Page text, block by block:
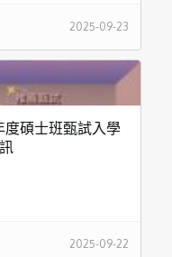
2025-09-23
碩士班甄試入學
2025-09-22